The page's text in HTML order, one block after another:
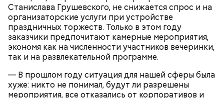
Станислава Грушевского, не снижается спрос и на
организаторские услуги при устройстве
праздничных торжеств. Только в этом году
заказчики предпочитают камерные мероприятия,
экономя как на численности участников вечеринки,
так и на развлекательной программе.
— В прошлом году ситуация для нашей сферы была
хуже: никто не понимал, будут ли разрешены
мероприятия, все отказались от корпоративов и
у них кончается и они затухают.
Помози мне грешному и унылому в настоящем сем
житии, умоли Господа Бога даровати ми
юности моея, во всем житии моем, делом, словом,
помышлением и всеми моими чувствы; и во исходе